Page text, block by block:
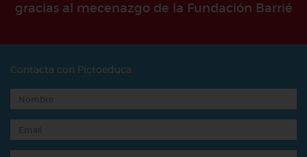
gracias al mecenazgo de la Fundación Barrié
Contacta con Pictoeduca